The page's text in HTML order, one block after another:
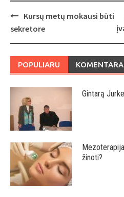
Post
navigation
Kursų metų mokausi būti
sekretore
POPULIARU
Gintarą
žinoti?